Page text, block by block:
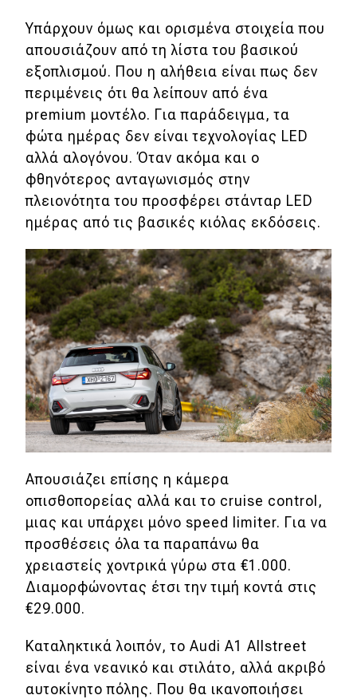
Υπάρχουν όμως και ορισμένα στοιχεία που
απουσιάζουν από τη λίστα του βασικού
εξοπλισμού. Που η αλήθεια είναι πως δεν
περιμένεις ότι θα λείπουν από ένα
premium μοντέλο. Για παράδειγμα, τα
φώτα ημέρας δεν είναι τεχνολογίας LED
αλλά αλογόνου. Όταν ακόμα και ο
φθηνότερος ανταγωνισμός στην
πλειονότητα του προσφέρει στάνταρ LED
ημέρας από τις βασικές κιόλας εκδόσεις.
Απουσιάζει επίσης η κάμερα
οπισθοπορείας αλλά και το cruise control,
μιας και υπάρχει μόνο speed limiter. Για να
προσθέσεις όλα τα παραπάνω θα
χρειαστείς χοντρικά γύρω στα €1.000.
Διαμορφώνοντας έτσι την τιμή κοντά στις
€29.000.
Καταληκτικά λοιπόν, το Audi A1 Allstreet
είναι ένα νεανικό και στιλάτο, αλλά ακριβό
αυτοκίνητο πόλης. Που θα ικανοποιήσει